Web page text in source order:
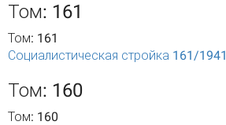
Том: 161
Том: 161
Социалистическая стройка 161/1941
Том: 160
Том: 160